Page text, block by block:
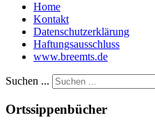
Home
Kontakt
Datenschutzerklärung
Haftungsausschluss
www.breemts.de
Suchen ...
Ortssippenbücher